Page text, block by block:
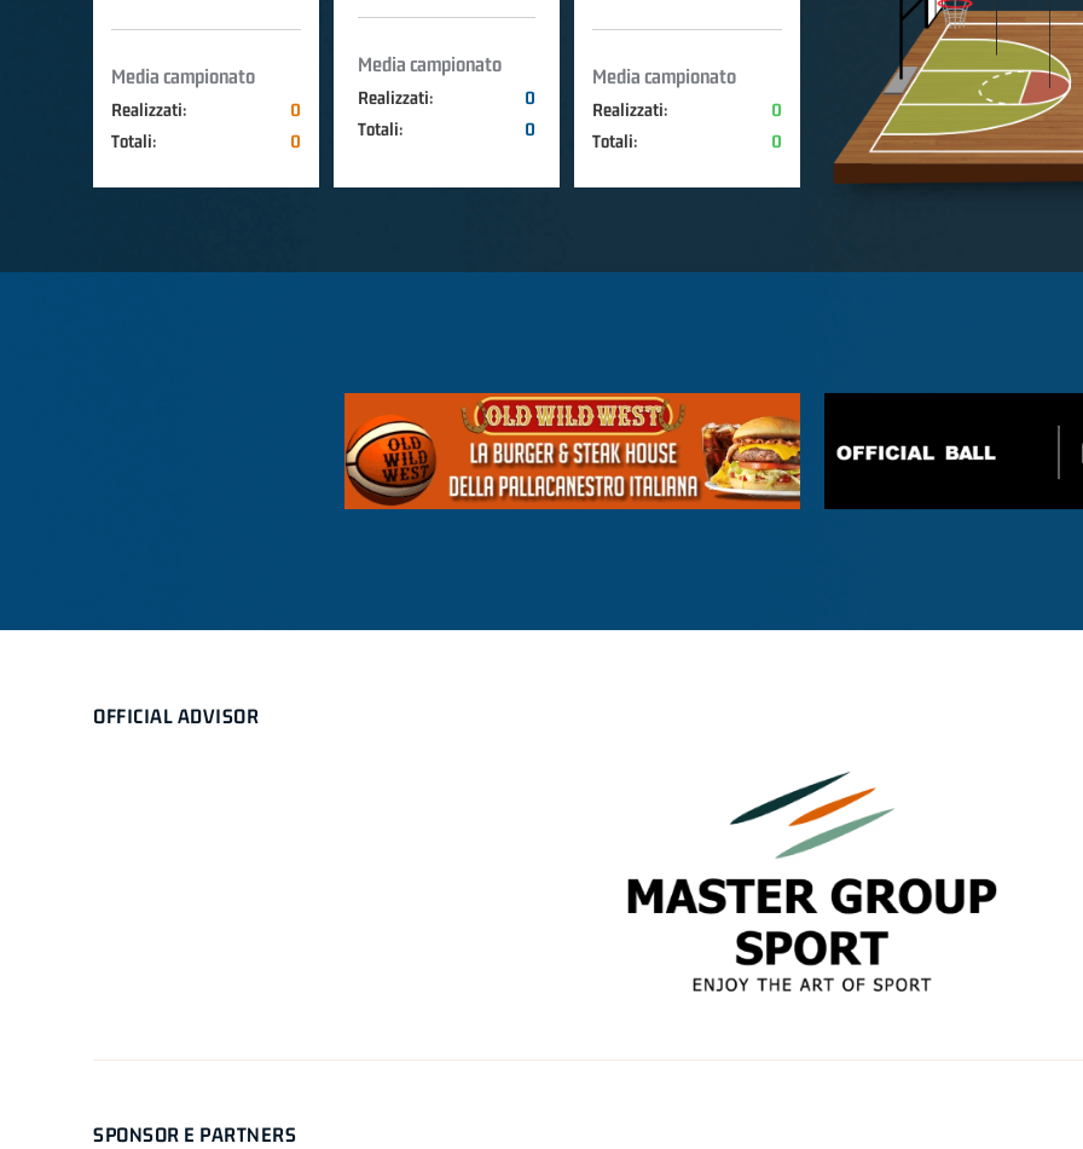
Media campionato
Realizzati:
0
Totali:
0
Media campionato
Realizzati:
0
Totali:
0
Media campionato
Realizzati:
0
Totali:
0
OFFICIAL ADVISOR
SPONSOR E PARTNERS